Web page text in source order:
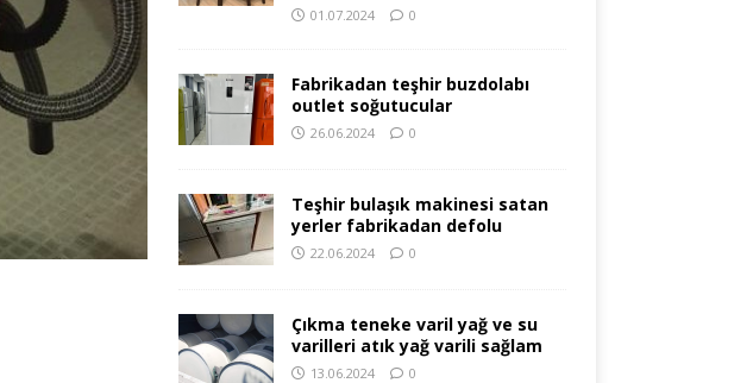
01.07.2024 0
Fabrikadan teşhir buzdolabı
outlet soğutucular
26.06.2024 0
Teşhir bulaşık makinesi satan
yerler fabrikadan defolu
22.06.2024 0
Çıkma teneke varil yağ ve su
varilleri atık yağ varili sağlam
13.06.2024 0